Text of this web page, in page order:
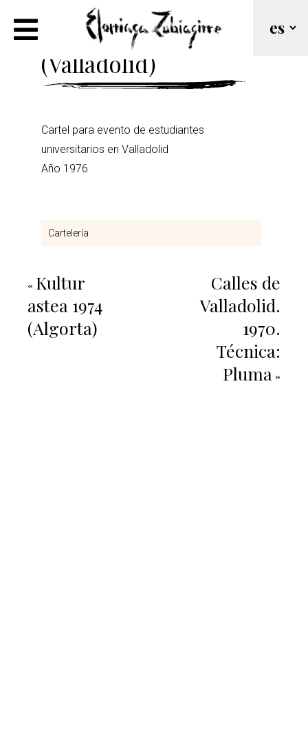
Euskal ikasleak 1976
(Valladolid)
Cartel para evento de estudiantes
universitarios en Valladolid
Año 1976
Cartelería
« Kultur
astea 1974
(Algorta)
Calles de
Valladolid.
1970.
Técnica:
Pluma »